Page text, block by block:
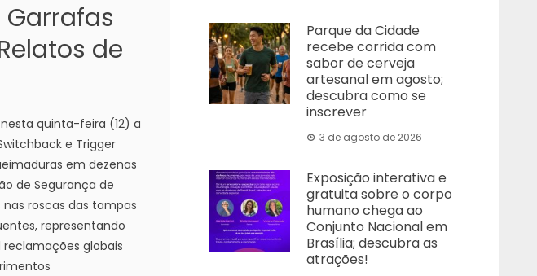
Garrafas
de
quinta-feira (12) a
e Trigger
em dezenas
de Segurança de
nas roscas das tampas
representando
reclamações globais
Parque da Cidade
recebe corrida com
sabor de cerveja
artesanal em agosto;
descubra como se
inscrever
3 de agosto de 2026
Exposição interativa e
gratuita sobre o corpo
humano chega ao
Conjunto Nacional em
Brasília; descubra as
atrações!